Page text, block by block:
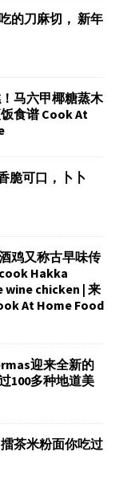
的刀麻切， 新年
马六甲椰糖蒸木
食谱 Cook At
脆可口，卜卜
鸡又称古早味传
Hakka
wine chicken | 来
At Home Food
迎来全新的
100多种地道美
茶米粉面你吃过